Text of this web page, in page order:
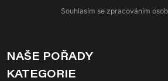
Souhlasím se zpracováním
NAŠE POŘADY
KATEGORIE